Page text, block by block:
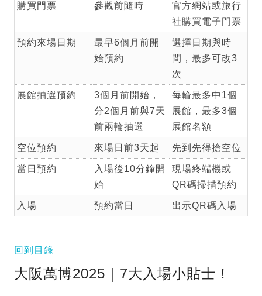
購買門票 參觀前隨時
官方網站或旅行
社購買電子門票
預約來場日期
最早6個月前開
始預約
選擇日期與時
間，最多可改3
次
展館抽選預約
3個月前開始，
分2個月前與7天
前兩輪抽選
每輪最多中1個
展館，最多3個
展館名額
空位預約 來場日前3天起 先到先得搶空位
當日預約
入場後10分鐘開
始
現場終端機或
QR碼掃描預約
入場 預約當日 出示QR碼入場
回到目錄
大阪萬博2025｜7大入場小貼士！